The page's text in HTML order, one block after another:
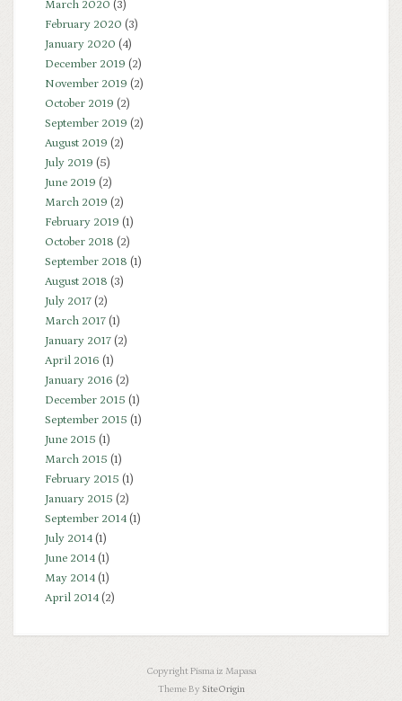
March 2020 (3)
February 2020 (3)
January 2020 (4)
December 2019 (2)
November 2019 (2)
October 2019 (2)
September 2019 (2)
August 2019 (2)
July 2019 (5)
June 2019 (2)
March 2019 (2)
February 2019 (1)
October 2018 (2)
September 2018 (1)
August 2018 (3)
July 2017(2)
March 2017(1)
January 2017(2)
April 2016 (1)
January 2016 (2)
December 2015 (1)
September 2015 (1)
June 2015 (1)
March 2015 (1)
February 2015 (1)
January 2015 (2)
September 2014(1)
July 2014(1)
June 2014(1)
May 2014(1)
April 2014(2)
Copyright Pisma iz Mapasa
Theme By SiteOrigin